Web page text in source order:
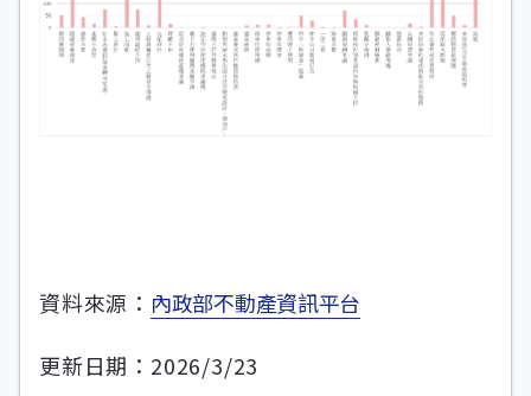
資料來源： 內政部不動產資訊平台
更新日期：2026/3/23